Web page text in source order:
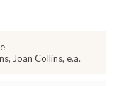
Joan Collins, e.a.